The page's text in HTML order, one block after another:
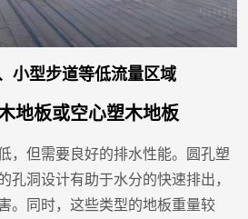
小型步道等低流量区域
地板或空心塑木地板
，但需要良好的排水性能。圆孔塑
孔洞设计有助于水分的快速排出，
。同时，这些类型的地板重量较